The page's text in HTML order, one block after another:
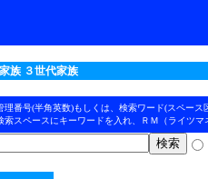
家族 ３世代家族
理番号(半角英数)もしくは、検索ワード(スペース
索スペースにキーワードを入れ、ＲＭ（ライツ